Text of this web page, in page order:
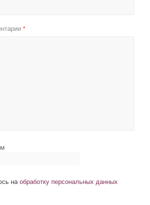
*
на обработку персональных данных